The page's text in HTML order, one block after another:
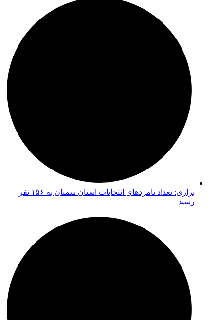
براری: تعداد نامزدهای انتخابات استان سمنان به ۱۵۶ نفر
رسید